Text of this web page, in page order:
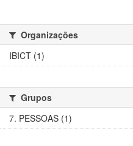
Organizações
IBICT (1)
Grupos
7. PESSOAS (1)